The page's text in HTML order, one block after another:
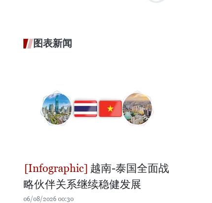
图表新闻
越南-泰国全面战
略伙伴关系继续稳健发展
06/08/2026 00:30